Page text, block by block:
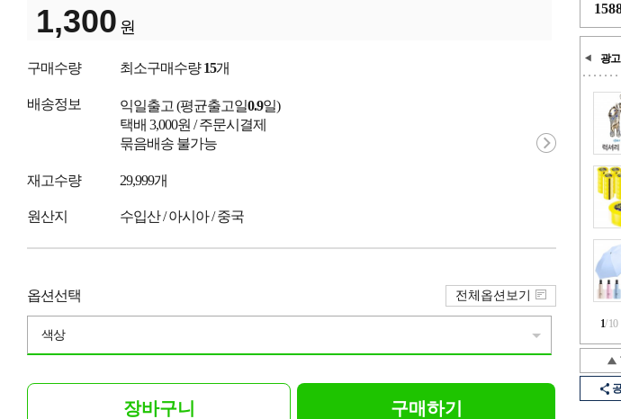
광고
1/10
1,300 원
구매수량 최소구매수량15개
배송정보 익일출고 (평균출고일0.9일)
택배 3,000원 / 주문시결제
묶음배송 불가능
재고수량 29,999개
원산지 수입산 / 아시아 / 중국
옵션선택
색상
전체옵션보기
장바구니 구매하기